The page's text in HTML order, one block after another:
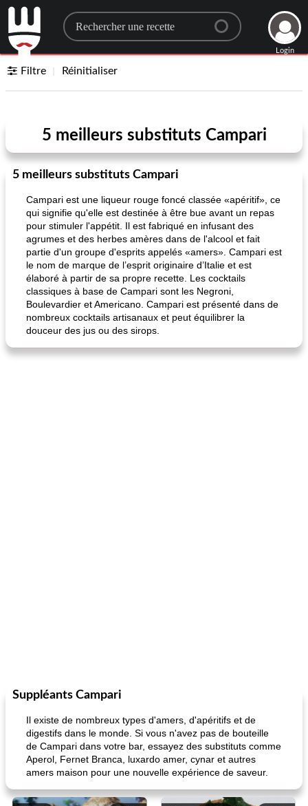
Search for a recipe
Login
Filtre Réinitialiser
5 meilleurs substituts Campari
5 meilleurs substituts Campari
Campari est une liqueur rouge foncé classée «apéritif», ce
qui signifie qu'elle est destinée à être bue avant un repas
pour stimuler l'appétit. Il est fabriqué en infusant des
agrumes et des herbes amères dans de l'alcool et fait
partie d'un groupe d'esprits appelés «amers». Campari est
le nom de marque de l’esprit originaire d’Italie et est
élaboré à partir de sa propre recette. Les cocktails
classiques à base de Campari sont les Negroni,
Boulevardier et Americano. Campari est présenté dans de
nombreux cocktails artisanaux et peut équilibrer la
douceur des jus ou des sirops.
Suppléants Campari
Il existe de nombreux types d'amers, d'apéritifs et de
digestifs dans le monde. Si vous n'avez pas de bouteille
de Campari dans votre bar, essayez des substituts comme
Aperol, Fernet Branca, luxardo amer, cynar et autres
amers maison pour une nouvelle expérience de saveur.